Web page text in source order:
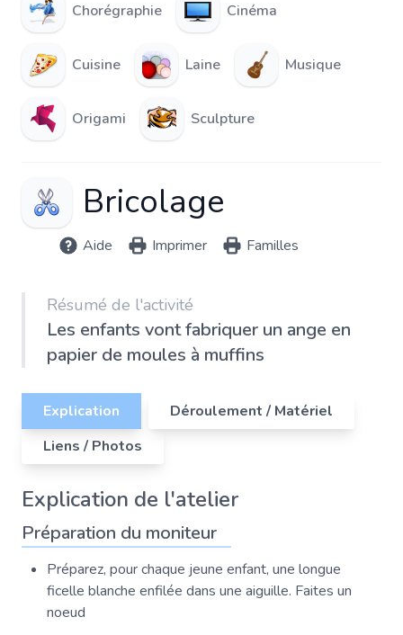
Chorégraphie Cinéma
Cuisine Laine Musique
Origami Sculpture
Bricolage
Aide Imprimer Familles
Résumé de l'activité
Les enfants vont fabriquer un ange en
papier de moules à muffins
Explication
Déroulement / Matériel
Liens / Photos
Explication de l'atelier
Préparation du moniteur
Préparez, pour chaque jeune enfant, une longue
ficelle blanche enfilée dans une aiguille. Faites un
noeud